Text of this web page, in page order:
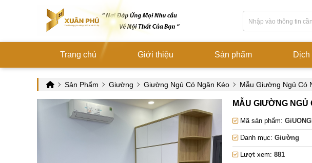
Trang chủ Giới thiệu Sản phẩm Dịch
Sản Phẩm Giường Giường Ngủ Có Ngăn Kéo Mẫu Giường Ngủ Có
MẪU GIƯỜNG
Mã sản phẩm:
Danh mục:Giường
Lượt xem:881